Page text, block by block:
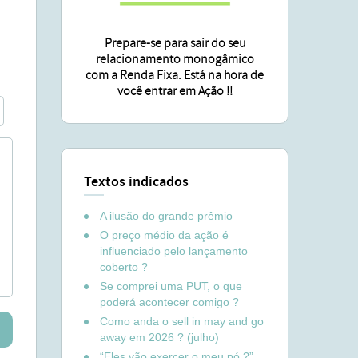
Prepare-se para sair do seu
relacionamento monogâmico
com a Renda Fixa. Está na hora de
você entrar em Ação !!
Textos indicados
A ilusão do grande prêmio
O preço médio da ação é
influenciado pelo lançamento
coberto ?
Se comprei uma PUT, o que
poderá acontecer comigo ?
Como anda o sell in may and go
away em 2026 ? (julho)